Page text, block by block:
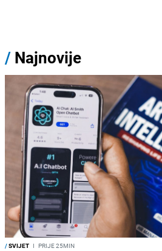
/ Najnovije
/SVIJET I PRIJE 25MIN